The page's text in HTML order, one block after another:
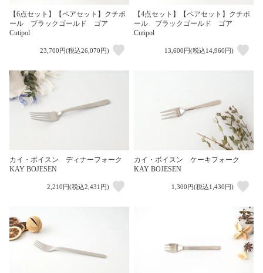
【6点セット】【ペアセット】クチポ
ール ブラックゴールド ゴア
Cutipol
23,700円(税込26,070円)
【4点セット】【ペアセット】クチポ
ール ブラックゴールド ゴア
Cutipol
13,600円(税込14,960円)
カイ・ボイスン ディナーフォーク
KAY BOJESEN
2,210円(税込2,431円)
カイ・ボイスン ケーキフォーク
KAY BOJESEN
1,300円(税込1,430円)